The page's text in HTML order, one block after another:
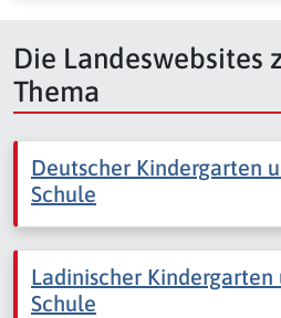
Die Landeswebsites
Thema
Deutscher Kindergarten
Schule
Ladinischer Kindergarten
Schule